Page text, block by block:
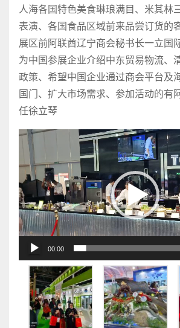
人海各国特色美食琳琅满目、米其林
表演、各国食品区域前来品尝订货的
展区前阿联酋辽宁商会秘书长一立国
为中国参展企业介绍中东贸易物流、
政策、希望中国企业通过商会平台及
国门、扩大市场需求、参加活动的有
任徐立琴
视
播
放
器
00:00